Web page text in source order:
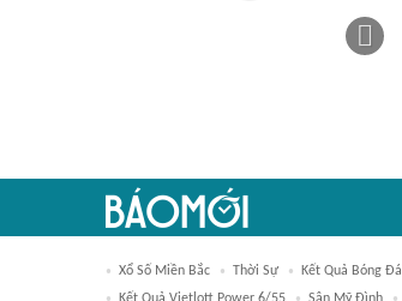
Xổ Số Miền Bắc Thời Sự Kết Quả Bóng Đá